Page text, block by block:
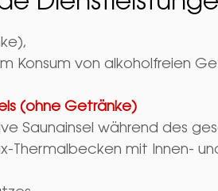
Konsum von alkoholfreien
(ohne Getränke)
Saunainsel während des
Thermalbecken mit Innen-